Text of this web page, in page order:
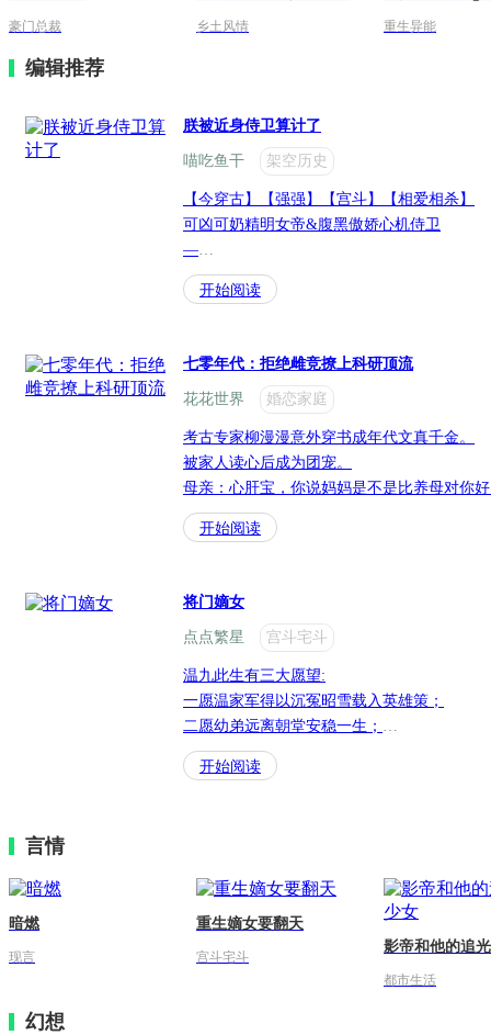
豪门总裁 乡土风情 重生异能
编辑推荐
朕被近身侍卫算计了
喵吃鱼干 架空历史
【今穿古】【强强】【宫斗】【相爱相杀】
可凶可奶精明女帝&腹黑傲娇心机侍卫
—
燕迟倾与自己的奶奶燕池清都是稀里糊涂就
钵，是时候展现她政法系高材生的能力了。
与父辈同代生死与共的兄弟想夺权？不能惯
近身侍卫看自己孤立无援想合谋，不能惯，
哎，等等，合谋？这近身侍卫葫芦里卖的什
配与朕合谋？
某高挺清俊的人哭笑不得地抱拳请罪，轻声
她：“陛下，是臣的错，臣有罪。”
无数个权谋，是他替皇帝出谋划策不求回报。
—
“裴衍则，如果有一天连你也欺骗朕，那朕不
下还能去相信谁。”
“陛下您尽管去善良，坏人臣来做就好。”
“她知道，她明明都知道，可就是不愿去接受
是自己最大的敌人。”
#江山与美人自古不能两全#
#生在帝王家身不由己，下辈子布衣嫁你#
开始阅读
七零年代：拒绝雌竞撩上科研顶流
花花世界 婚恋家庭
考古专家柳漫漫意外穿书成年代文真千金。
被家人读心后成为团宠。
母亲：心肝宝，你说妈妈是不是比养母对你
父亲：多亏乖囡让咱家逃开下牛棚厄运！
哥哥：小妹稀罕古董，我把整条猫儿街都淘
姗姗来迟的男主赵力扬：让开！都别跟我抢！
开始阅读
将门嫡女
点点繁星 宫斗宅斗
温九此生有三大愿望:
一愿温家军得以沉冤昭雪载入英雄策；
二愿幼弟远离朝堂安稳一生；
三愿心上人得遇良人平安喜乐。
……
家军叛乱真相，她从未想过情爱二字，却不
个接一个的儿郎纷纷凑上前来。
一个是钟爱花草，温柔如水的敌国质子；一
似火，鲜衣怒马的少年郎；还有一个是果断
开始阅读
言情
暗燃
现言
重生嫡女要翻天
宫斗宅斗
影帝和他的追
都市生活
幻想